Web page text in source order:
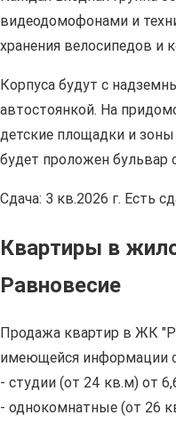
видеодомофонами и
хранения велосипедов и
Корпуса будут с
автостоянкой. На
детские площадки и
будет проложен
Сдача: 3 кв.2026 г. Есть
Квартиры в
Равновесие
Продажа квартир в ЖК
имеющейся информации
- студии (от 24 кв.м) от
- однокомнатные (от 26